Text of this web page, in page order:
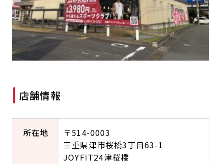
よくあるご質問 店舗へのお問い合わせ
入会を悩まれている方へトップ
キャンペーン 料金のご案内
アクセス 店舗情報・サービス
入会方法
店舗へのお問い合わせ
JOYFIT総合トップ JOYFIT
JOYFIT24 JOYFIT YOGA
店舗情報
所在地
〒514-0003
三重県津市桜橋3丁目63-1
JOYFIT24津桜橋